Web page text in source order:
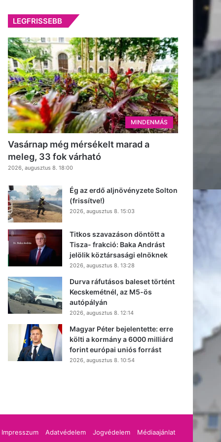
LEGFRISSEBB
MINDENMÁS
Vasárnap még mérsékelt marad a
meleg, 33 fok várható
2026, augusztus 8. 18:00
Ég az erdő aljnövényzete Solton
(frissítve!)
2026, augusztus 8. 15:03
Titkos szavazáson döntött a
Tisza- frakció: Baka Andrást
jelölik köztársasági elnöknek
2026, augusztus 8. 13:28
Durva ráfutásos baleset történt
Kecskemétnél, az M5-ös
autópályán
2026, augusztus 8. 12:14
Magyar Péter bejelentette: erre
költi a kormány a 6000 milliárd
forint európai uniós forrást
2026, augusztus 8. 10:54
Impresszum Adatvédelem Jogvédelem Médiaajánlat